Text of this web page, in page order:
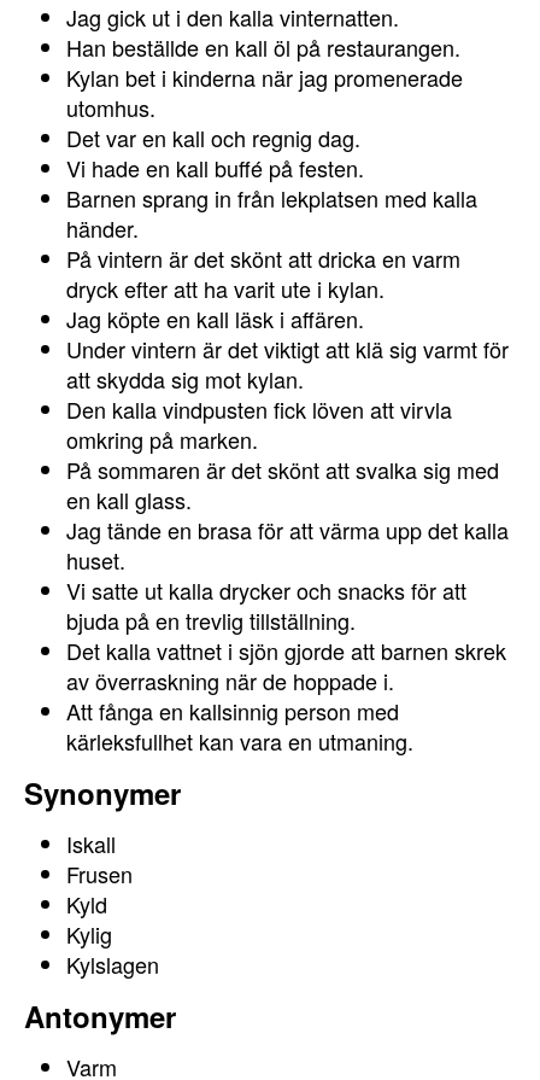
Jag gick ut i den kalla vinternatten.
Han beställde en kall öl på restaurangen.
Kylan bet i kinderna när jag promenerade
utomhus.
Det var en kall och regnig dag.
Vi hade en kall buffé på festen.
Barnen sprang in från lekplatsen med kalla
händer.
På vintern är det skönt att dricka en varm
dryck efter att ha varit ute i kylan.
Jag köpte en kall läsk i affären.
Under vintern är det viktigt att klä sig varmt för
att skydda sig mot kylan.
Den kalla vindpusten fick löven att virvla
omkring på marken.
På sommaren är det skönt att svalka sig med
en kall glass.
Jag tände en brasa för att värma upp det kalla
huset.
Vi satte ut kalla drycker och snacks för att
bjuda på en trevlig tillställning.
Det kalla vattnet i sjön gjorde att barnen skrek
av överraskning när de hoppade i.
Att fånga en kallsinnig person med
kärleksfullhet kan vara en utmaning.
Synonymer
Iskall
Frusen
Kyld
Kylig
Kylslagen
Antonymer
Varm